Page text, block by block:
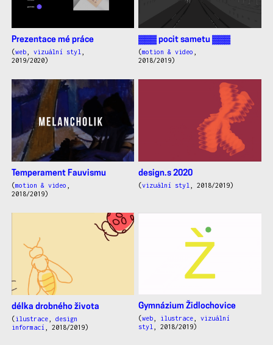
Prezentace mé práce
(web, vizuální styl
2019/2020)
▓▓▓ pocit sametu ▓▓▓
(motion & video
2018/2019)
Temperament Fauvismu
(motion & video
2018/2019)
design.s 2020
(vizuální styl , 2018/2019)
délka drobného života
(ilustrace, design
informací , 2018/2019)
Gymnázium Židlochovice
(web ilustrace ,vizuální
styl
, 2018/2019)